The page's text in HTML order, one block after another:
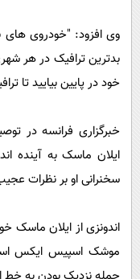
وی افزود:‌ "خودروی
بدترین ترافیک در هر
خود در پایین بیایید تا
خبرگزاری فرانسه در
ایلان ماسک به آینده
سخنرانی او بر نظرات
اندونزی از ایلان ماسک
موشک اسپیس ایکس